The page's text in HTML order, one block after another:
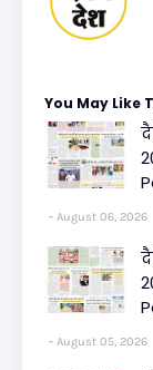
You May Like
August 06, 2026
August 05, 2026